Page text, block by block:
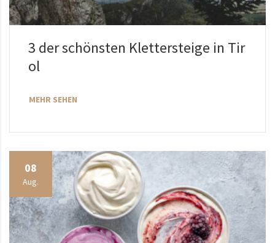
3 der schönsten Klettersteige in Tir
ol
MEHR SEHEN
08
Aug.